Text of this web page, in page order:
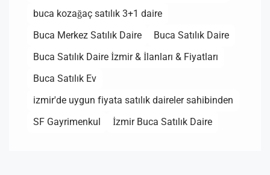
buca kozağaç satılık 3+1 daire
Buca Merkez Satılık Daire
Buca Satılık Daire
Buca Satılık Daire İzmir & İlanları & Fiyatları
Buca Satılık Ev
izmir'de uygun fiyata satılık daireler sahibinden
SF Gayrimenkul
İzmir Buca Satılık Daire